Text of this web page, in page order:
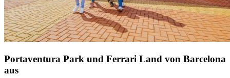
Portaventura Park und Ferrari Land von Barcelona
aus